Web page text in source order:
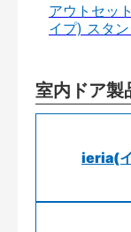
アウトセッ
イプ) スタ
室内ドア製
ieria(